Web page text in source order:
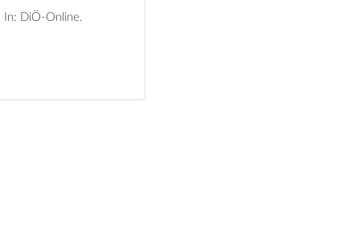
In: DiÖ-Online.